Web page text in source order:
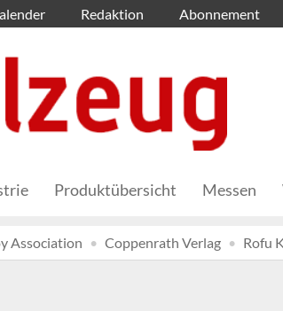
Redaktion Abonnement
Produktübersicht Messen
Association Coppenrath Verlag Rofu